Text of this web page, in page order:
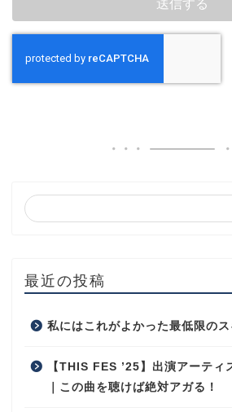
最近の投稿
私にはこれがよかった最低限の
【THIS FES ’25】出演アーティ
｜この曲を聴けば絶対アガる！